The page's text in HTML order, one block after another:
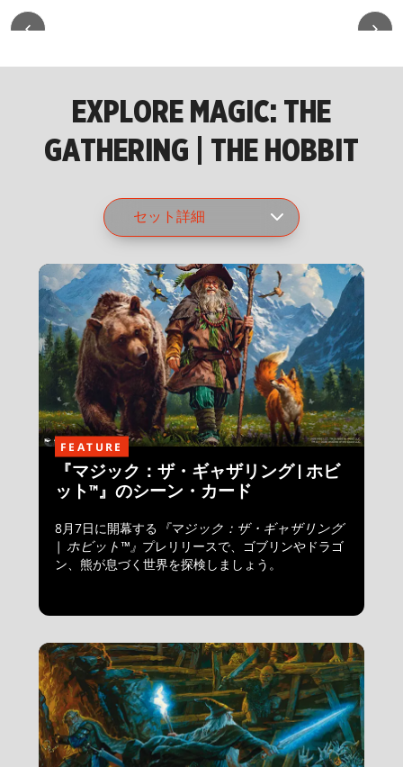
EXPLORE MAGIC: THE
GATHERING | THE HOBBIT
FEATURE
『マジック：ザ・ギャザリング | ホビ
ット™』のシーン・カード
8月7日に開幕する 『マジック：ザ・ギャザリング
| ホビット™』 プレリリースで、ゴブリンやドラゴ
ン、熊が息づく世界を探検しましょう。